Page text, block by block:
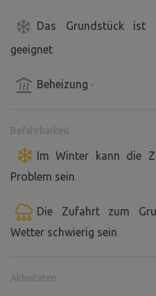
Das Grundstück ist
geeignet
Beheizung -
Befahrbarkeit
Im Winter kann die
Problem sein
Die Zufahrt zum
Wetter schwierig sein
Aktivitäten